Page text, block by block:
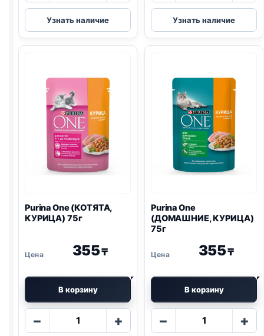
Purina
One
(ЧУВСТВ
75г
Узнать наличие
Purina
One
(СТЕРИЛ.,
Узнать наличие
Purina One(КОТЯТА,
КУРИЦА) 75г
355₸
В корзину
−
Количество
+
Purina One
(ДОМАШНИЕ, КУРИЦА)
75г
355₸
В корзину
−
Количество
+